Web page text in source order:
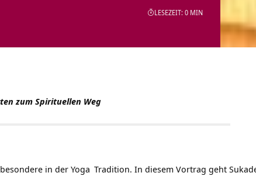
LESEZEIT: 0 MIN
zum Spirituellen Weg
in derYoga Tradition. In diesem Vortrag geht